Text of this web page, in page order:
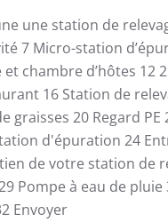
une station de
7 Micro-station
et chambre d’hôtes 12
16 Station de
graisses 20 Regard PE
d'épuration 24
de votre station de
Pompe à eau de pluie
Envoyer